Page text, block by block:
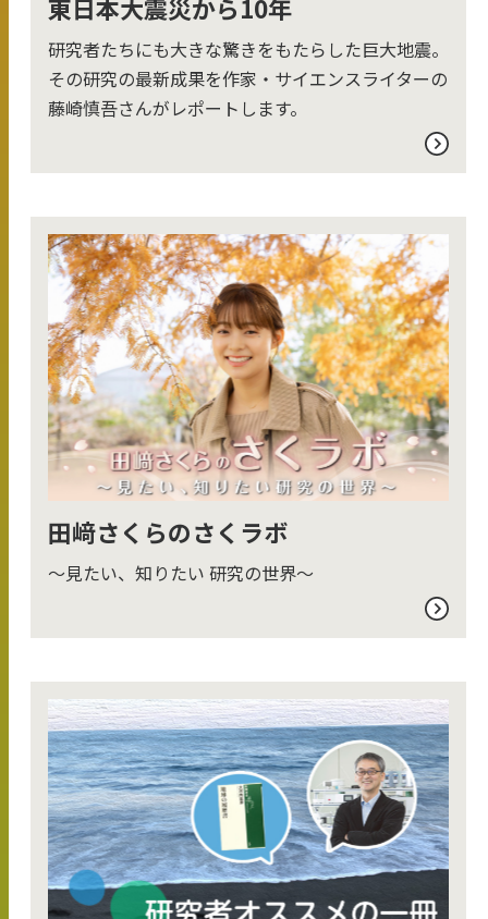
東日本大震災から10年
研究者たちにも大きな驚きをもたらした巨大地震。
その研究の最新成果を作家・サイエンスライターの
藤崎慎吾さんがレポートします。
田﨑さくらのさくラボ
～見たい、知りたい 研究の世界～